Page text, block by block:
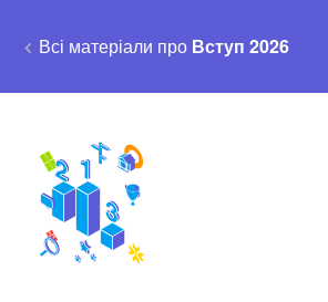
Всі матеріали про Вступ 2026